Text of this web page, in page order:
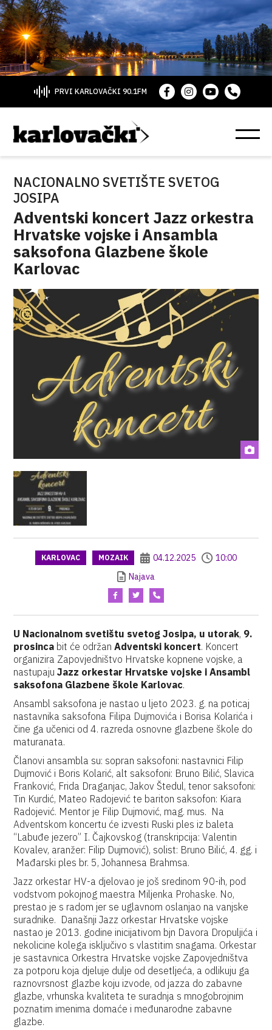
PRVI KARLOVAČKI 90.1FM
NACIONALNO SVETIŠTE SVETOG
JOSIPA
Adventski koncert Jazz orkestra
Hrvatske vojske i Ansambla
saksofona Glazbene škole
Karlovac
KARLOVAC MOZAIK 04.12.2025
10:00
Najava
U Nacionalnom svetištu svetog Josipa, u utorak, 9.
prosinca bit će održan Adventski koncert. Koncert
organizira Zapovjedništvo Hrvatske kopnene vojske, a
nastupajuJazz orkestar Hrvatske vojske i Ansambl
saksofona Glazbene škole Karlovac.
Ansambl saksofona je nastao u ljeto 2023. g. na poticaj
nastavnika saksofona Filipa Dujmovića i Borisa Kolarića i
čine ga učenici od 4. razreda osnovne glazbene škole do
maturanata.
Članovi ansambla su: sopran saksofoni: nastavnici Filip
Dujmović i Boris Kolarić, alt saksofoni: Bruno Bilić, Slavica
Franković, Frida Draganjac, Jakov Štedul, tenor saksofoni:
Tin Kurdić, Mateo Radojević te bariton saksofon: Kiara
Radojević. Mentor je Filip Dujmović, mag. mus. Na
Adventskom koncertu će izvesti Ruski ples iz baleta
“Labuđe jezero” I. Čajkovskog (transkripcija: Valentin
Kovalev, aranžer: Filip Dujmović), solist: Bruno Bilić, 4. gg. i
Mađarski ples br. 5, Johannesa Brahmsa.
Jazz orkestar HV-a djelovao je još sredinom 90-ih, pod
vodstvom pokojnog maestra Miljenka Prohaske. No,
prestao je s radom jer se uglavnom oslanjao na vanjske
suradnike. Današnji Jazz orkestar Hrvatske vojske
nastao je 2013. godine inicijativom bjn Davora Dropuljića i
nekolicine kolega isključivo s vlastitim snagama. Orkestar
je sastavnica Orkestra Hrvatske vojske Zapovjedništva
za potporu koja djeluje dulje od desetljeća, a odlikuju ga
raznovrsnost glazbe koju izvode, od jazza do zabavne
glazbe, vrhunska kvaliteta te suradnja s mnogobrojnim
poznatim imenima domaće i međunarodne zabavne
glazbe.